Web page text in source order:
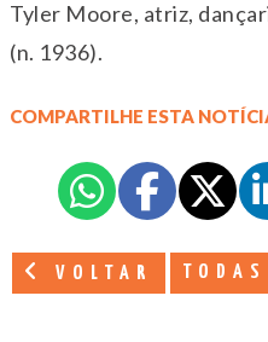
Tyler Moore, atriz,
(n. 1936).
COMPARTILHE ESTA
VOLTAR